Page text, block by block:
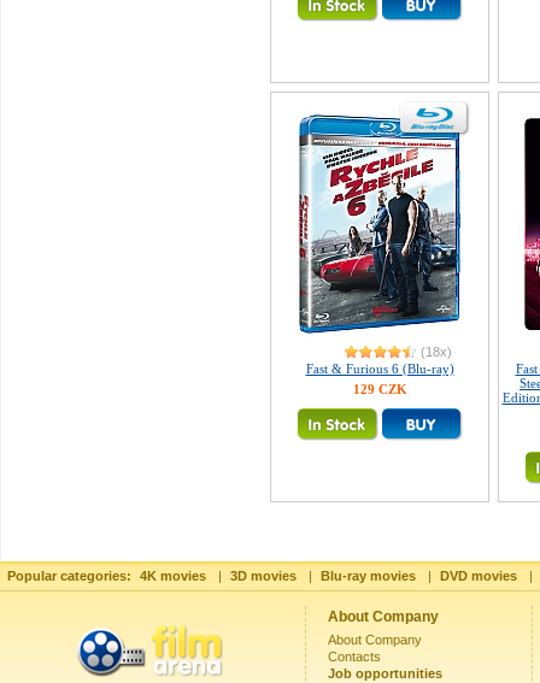
(18x)
Fast & Furious 6 (Blu-ray)
129 CZK
Popular categories: 4K movies 3D movies Blu-ray movies DVD movies
About Company
About Company
Contacts
Job opportunities